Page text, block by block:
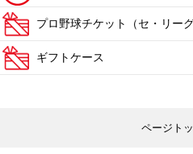
プロ野球チケット（セ・リー
ギフトケース
ページト